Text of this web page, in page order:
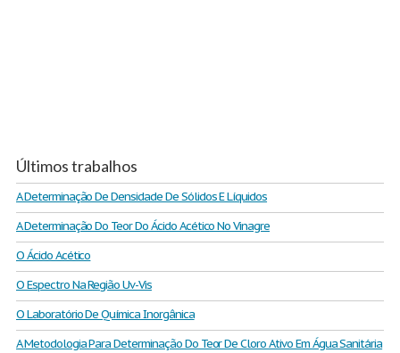
Últimos trabalhos
A Determinação De Densidade De Sólidos E Líquidos
A Determinação Do Teor Do Ácido Acético No Vinagre
O Ácido Acético
O Espectro Na Região Uv-Vis
O Laboratório De Química Inorgânica
A Metodologia Para Determinação Do Teor De Cloro Ativo Em Água Sanitária